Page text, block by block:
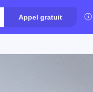
Appel gratuit